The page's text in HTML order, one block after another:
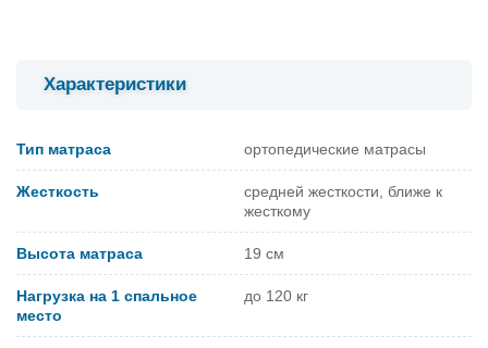
Характеристики
Тип матраса ортопедические матрасы
Жесткость
средней жесткости, ближе к
жесткому
Высота матраса 19 см
Нагрузка на 1 спальное
место
до 120 кг